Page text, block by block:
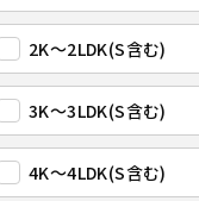
2K〜2LDK(S含む)
3K〜3LDK(S含む)
4K〜4LDK(S含む)